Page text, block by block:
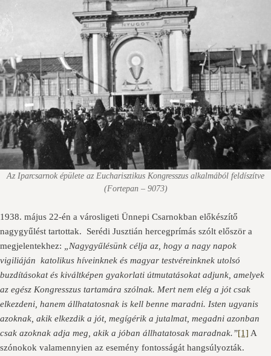
Az Iparcsarnok épülete az Eucharisztikus Kongresszus alkalmából feldíszítve
(Fortepan – 9073)
1938. május 22-én a városligeti Ünnepi Csarnokban előkészítő
nagygyűlést tartottak. Serédi Jusztián hercegprímás szólt először a
megjelentekhez:
„Nagygyűlésünk célja az, hogy a nagy napok
vigiliáján katolikus híveinknek és magyar testvéreinknek utolsó
buzdításokat és kiváltképen gyakorlati útmutatásokat adjunk, amelyek
az egész Kongresszus tartamára szólnak. Mert nem elég a jót csak
elkezdeni, hanem állhatatosnak is kell benne maradni. Isten ugyanis
azoknak, akik elkezdik a jót, megígérik a jutalmat, megadni azonban
csak azoknak adja meg, akik a jóban állhatatosak maradnak.”[1] A
szónokok valamennyien az esemény fontosságát hangsúlyozták.